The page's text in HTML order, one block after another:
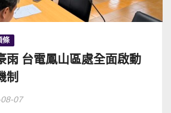
條
雨 台電鳳山區處全面啟動
制
07